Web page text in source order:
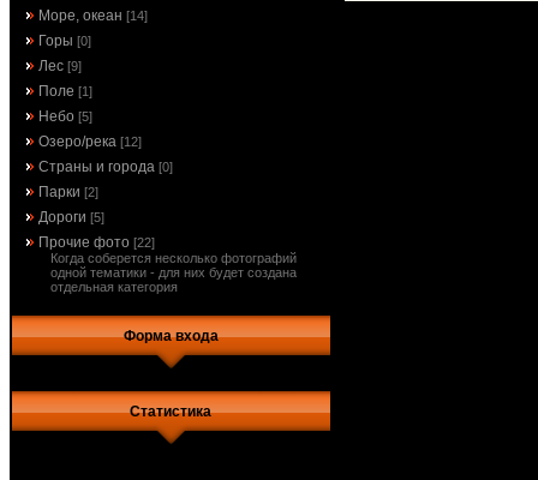
Море, океан [14]
Горы [0]
Лес [9]
Поле [1]
Небо [5]
Озеро/река [12]
Страны и города [0]
Парки [2]
Дороги [5]
Прочие фото [22]
Когда соберется несколько фотографий
одной тематики - для них будет создана
отдельная категория
Форма входа
Статистика